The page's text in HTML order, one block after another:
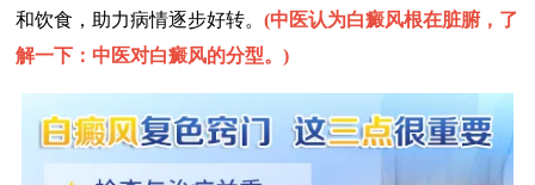
和饮食，助力病情逐步好转。(中医认为白癜风根在脏腑，了
解一下：中医对白癜风的分型。)